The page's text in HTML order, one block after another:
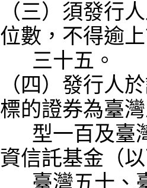
（三）須發行
位數，不得逾
（四）發行人
標的證券為臺
資信託基金（